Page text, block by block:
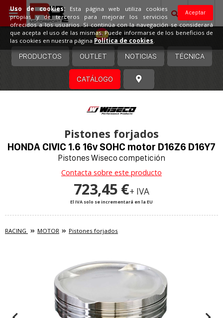
España
PRODUCTOS OUTLET NOTICIAS TÉCNICA
CATÁLOGO
Pistones forjados
HONDA CIVIC 1.6 16v SOHC motor D16Z6 D16Y7
Pistones Wiseco competición
Contacta sobre este producto
723,45 €+ IVA
El IVA solo se incrementará en la EU
RACING MOTOR Pistones forjados
Aceptar
Uso de cookies:Esta página web utiliza cookies
propias y de terceros para mejorar los servicios
ofrecidos a los usuarios. Si continúa con la navegación se considerará
que acepta el uso de las mismas. Puede informarse de los beneficios de
las cookies en nuestra página Política de cookies.